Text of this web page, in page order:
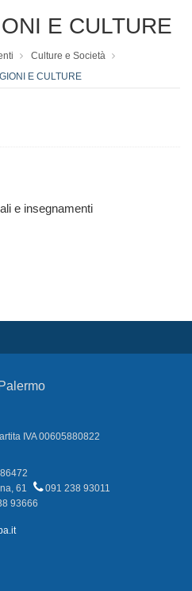
E CULTURE
Culture e Società
E CULTURE
e insegnamenti
IVA 00605880822
61
091 238 93011
93666